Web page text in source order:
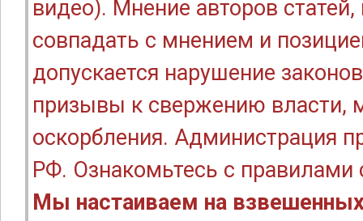
видео). Мнение авторов
совпадать с мнением и
допускается нарушение
призывы к свержению власти,
оскорбления. Администрация
РФ. Ознакомьтесь с правилами
Мы настаиваем на